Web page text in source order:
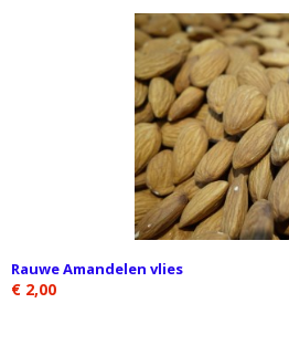
Rauwe Amandelen vlies
€ 2,00